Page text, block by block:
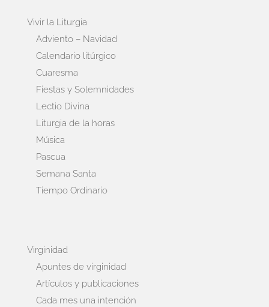
Vivir la Liturgia
Adviento – Navidad
Calendario litúrgico
Cuaresma
Fiestas y Solemnidades
Lectio Divina
Liturgia de la horas
Música
Pascua
Semana Santa
Tiempo Ordinario
Virginidad
Apuntes de virginidad
Artículos y publicaciones
Cada mes una intención